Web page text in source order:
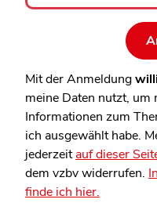
Mit der Anmeldung
meine Daten nutzt, um
Informationen zum
ich ausgewählt habe.
jederzeitauf dieser
dem vzbv widerrufen.
finde ich hier.